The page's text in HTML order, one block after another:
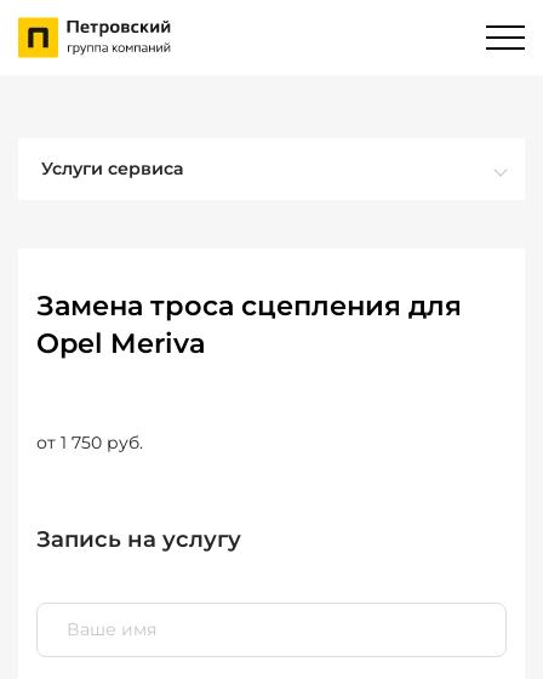
Услуги сервиса
Замена троса сцепления для
Opel Meriva
от 1 750 руб.
Запись на услугу